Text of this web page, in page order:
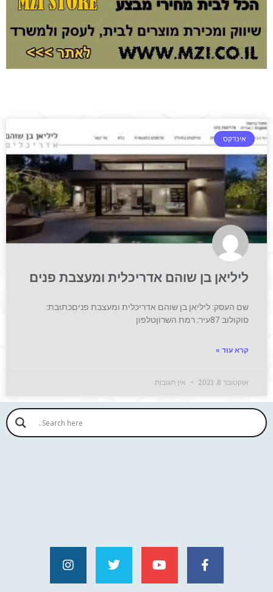
אינדקס
ליליאן בן שוהם אדריכלית ומעצבת פנים
שם העסק: ליליאן בן שוהם אדריכלית ומעצבת פניםכתובת:
סוקולוב 87עיר: רמת השרוןטלפון
קרא עוד »
אוקטובר 8, 2021 אין תגובות